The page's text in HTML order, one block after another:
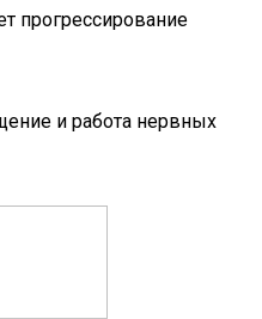
прогрессирование
и работа нервных